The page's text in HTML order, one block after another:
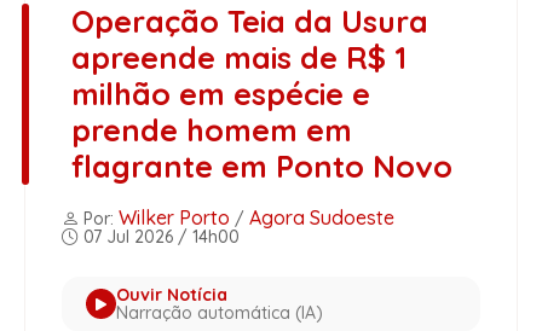
Operação Teia da Usura
apreende mais de R$ 1
milhão em espécie e
prende homem em
flagrante em Ponto Novo
Por: Wilker Porto / Agora Sudoeste
07 Jul 2026 / 14h00
Ouvir Notícia
Narração automática (IA)